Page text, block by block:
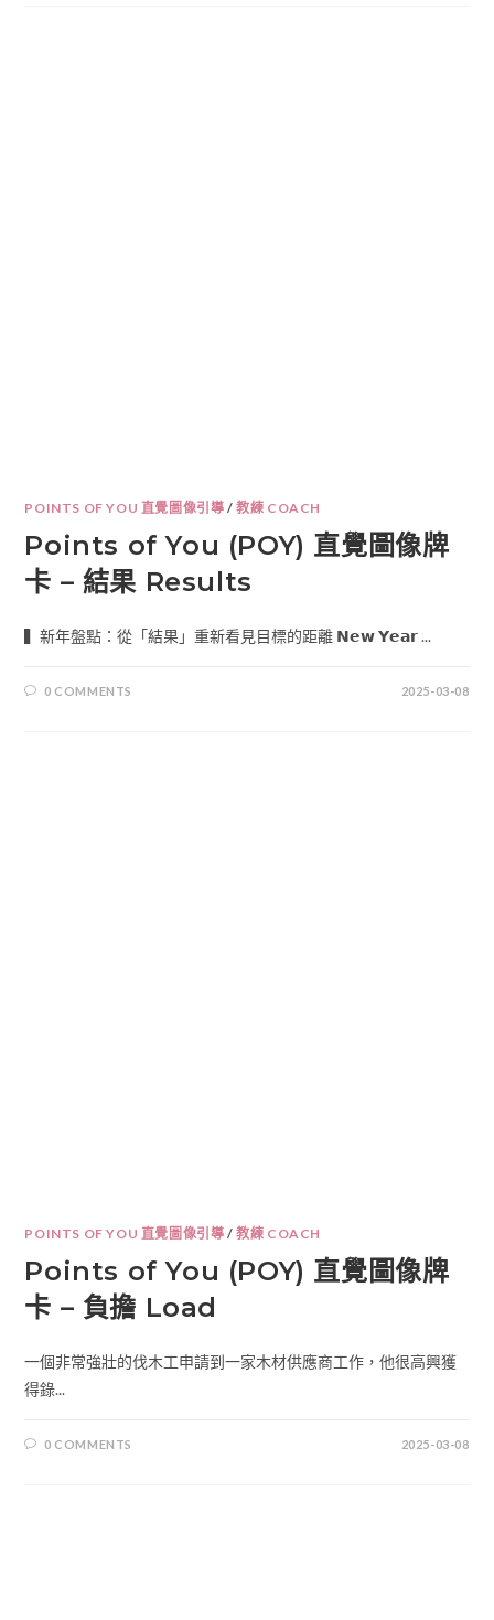
POINTS OF YOU 直覺圖像引導 /教練 COACH
Points of You (POY) 直覺圖像牌
卡 – 結果 Results
▍新年盤點：從「結果」重新看見目標的距離 𝗡𝗲𝘄 𝗬𝗲𝗮𝗿 ...
0 COMMENTS 2025-03-08
POINTS OF YOU 直覺圖像引導 /教練 COACH
Points of You (POY) 直覺圖像牌
卡 – 負擔 Load
一個非常強壯的伐木工申請到一家木材供應商工作，他很高興獲
得錄...
0 COMMENTS 2025-03-08